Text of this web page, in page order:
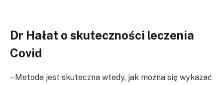
Dr Hałat o skuteczności leczenia
Covid
– Metoda jest skuteczna wtedy, jak można się wykazać